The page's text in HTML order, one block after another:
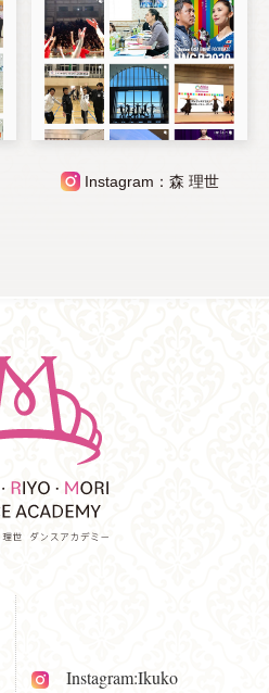
Instagram：森 理世
Instagram:Ikuko